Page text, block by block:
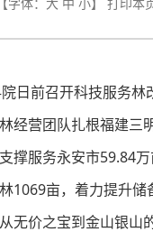
【字体： 大 中 小】 打印本
前召开科技服务林
经营团队扎根福建三
撑服务永安市59.84
1069亩，着力提升储
无价之宝到金山银山